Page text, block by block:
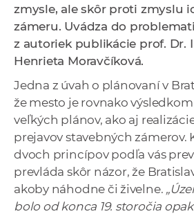
zmysle, ale skôr proti zmyslu
zámeru. Uvádza do
z autoriek publikácie prof. Dr.
Henrieta Moravčíková.
Jedna z úvah o plánovaní v
že mesto je rovnako
veľkých plánov, ako aj
prejavov stavebných zámerov.
dvoch princípov podľa vás
prevláda skôr názor, že
akoby náhodne či živelne.
bolo od konca 19. storočia